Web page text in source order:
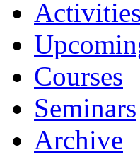
Activities
Courses
Seminars
Archive